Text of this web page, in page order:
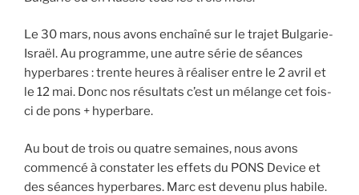
Le 30 mars, nous avons enchaîné sur le trajet Bulgarie-
Israël. Au programme, une autre série de séances
hyperbares : trente heures à réaliser entre le 2 avril et
le 12 mai. Donc nos résultats c’est un mélange cet fois-
ci de pons + hyperbare.
Au bout de trois ou quatre semaines, nous avons
commencé à constater les effets du PONS Device et
des séances hyperbares. Marc est devenu plus habile.